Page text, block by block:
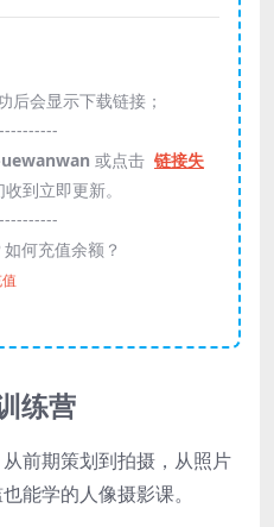
后会显示下载链接；
或点击 链接失
到立即更新。
何充值余额？
练营
前期策划到拍摄，从照片
能学的人像摄影课。